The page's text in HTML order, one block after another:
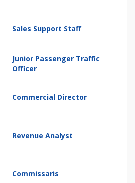
Sales Support Staff
Junior Passenger Traffic
Officer
Commercial Director
Revenue Analyst
Commissaris